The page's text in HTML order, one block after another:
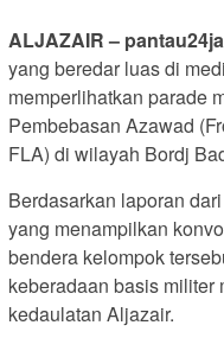
ALJAZAIR –
yang beredar luas di
memperlihatkan parade
Pembebasan Azawad
FLA) di wilayah Bordj
Berdasarkan laporan
yang menampilkan
bendera kelompok
keberadaan basis militer
kedaulatan Aljazair.